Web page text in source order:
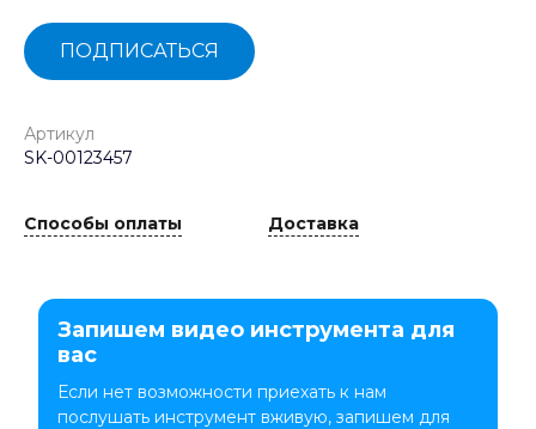
ПОДПИСАТЬСЯ
Артикул
SK-00123457
Способы оплаты Доставка
Запишем видео инструмента для
вас
Если нет возможности приехать к нам
послушать инструмент вживую, запишем для